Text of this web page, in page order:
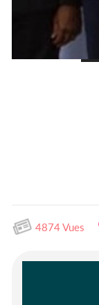
4874 Vues